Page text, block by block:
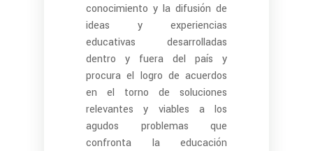
conocimiento y la difusión de
ideas y experiencias
educativas desarrolladas
dentro y fuera del país y
procura el logro de acuerdos
en el torno de soluciones
relevantes y viables a los
agudos problemas que
confronta la educación